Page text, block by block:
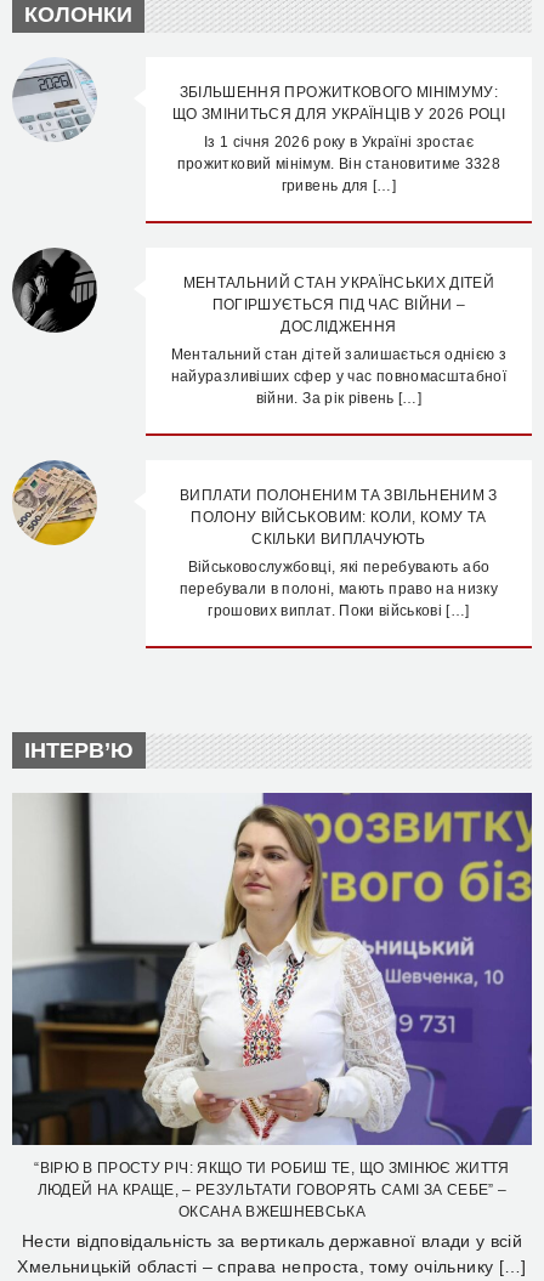
КОЛОНКИ
ЗБІЛЬШЕННЯ ПРОЖИТКОВОГО МІНІМУМУ:
ЩО ЗМІНИТЬСЯ ДЛЯ УКРАЇНЦІВ У 2026 РОЦІ
Із 1 січня 2026 року в Україні зростає
прожитковий мінімум. Він становитиме 3328
гривень для […]
МЕНТАЛЬНИЙ СТАН УКРАЇНСЬКИХ ДІТЕЙ
ПОГІРШУЄТЬСЯ ПІД ЧАС ВІЙНИ –
ДОСЛІДЖЕННЯ
Ментальний стан дітей залишається однією з
найуразливіших сфер у час повномасштабної
війни. За рік рівень […]
ВИПЛАТИ ПОЛОНЕНИМ ТА ЗВІЛЬНЕНИМ З
ПОЛОНУ ВІЙСЬКОВИМ: КОЛИ, КОМУ ТА
СКІЛЬКИ ВИПЛАЧУЮТЬ
Військовослужбовці, які перебувають або
перебували в полоні, мають право на низку
грошових виплат. Поки військові […]
ІНТЕРВ’Ю
“ВІРЮ В ПРОСТУ РІЧ: ЯКЩО ТИ РОБИШ ТЕ, ЩО ЗМІНЮЄ ЖИТТЯ
ЛЮДЕЙ НА КРАЩЕ, – РЕЗУЛЬТАТИ ГОВОРЯТЬ САМІ ЗА СЕБЕ” –
ОКСАНА ВЖЕШНЕВСЬКА
Нести відповідальність за вертикаль державної влади у всій
Хмельницькій області – справа непроста, тому очільнику […]